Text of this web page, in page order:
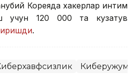
Кореяда хакерлар интим
учун 120 000 та кузатув
.
Киберҳужум